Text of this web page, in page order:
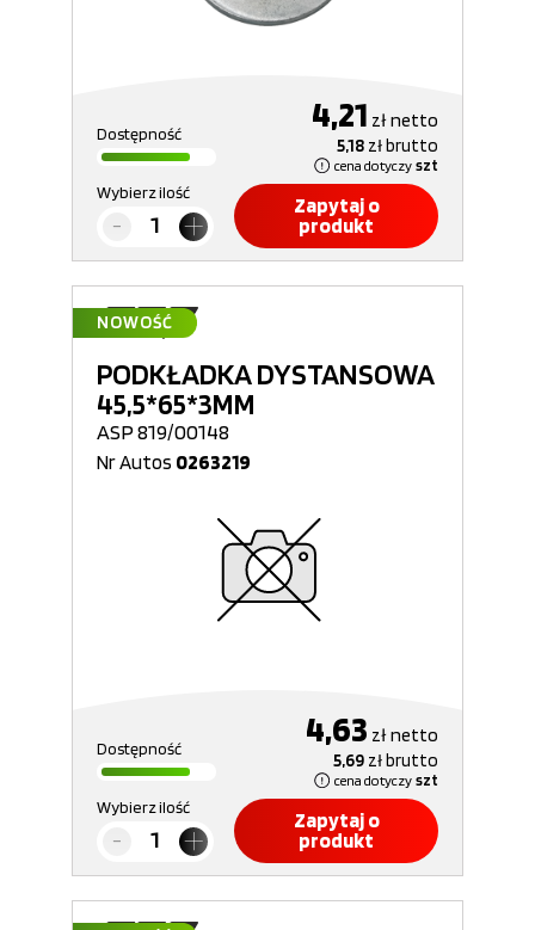
Dostępność 4,21 złnetto
5,18 złbrutto
cena dotyczy szt
Wybierz ilość
Zapytaj o
produkt
NOWOŚĆ
PODKŁADKA DYSTANSOWA
45,5*65*3MM
ASP 819/00148
Nr Autos 0263219
Dostępność 4,63 złnetto
5,69 złbrutto
cena dotyczy szt
Wybierz ilość
Zapytaj o
produkt